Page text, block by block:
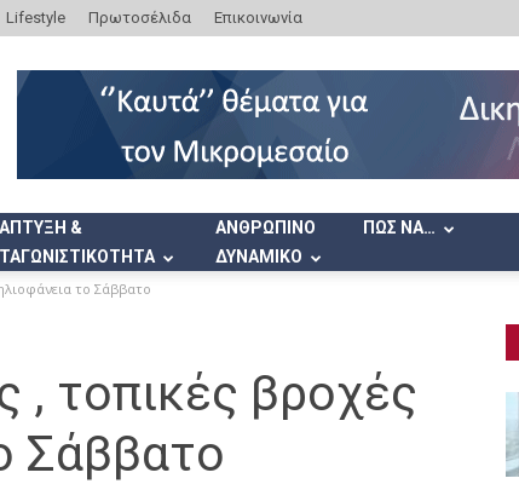
Lifestyle Πρωτοσέλιδα Επικοινωνία
&
ΑΝΘΡΩΠΙΝΟ
ΔΥΝΑΜΙΚΟ
ΠΩΣ ΝΑ…
το Σάββατο
, τοπικές βροχές
Σάββατο